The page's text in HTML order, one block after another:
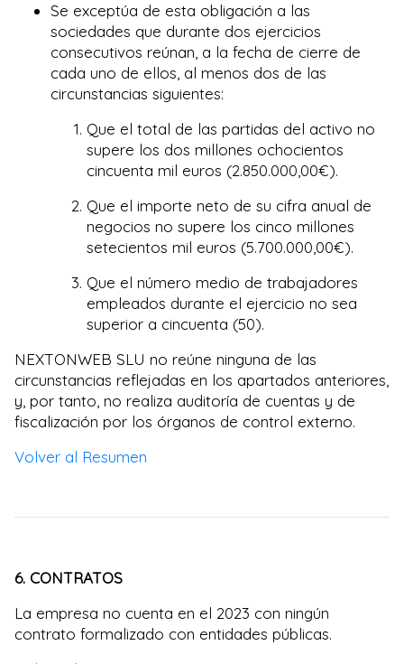
Se exceptúa de esta obligación a las
sociedades que durante dos ejercicios
consecutivos reúnan, a la fecha de cierre de
cada uno de ellos, al menos dos de las
circunstancias siguientes:
Que el total de las partidas del activo no
supere los dos millones ochocientos
cincuenta mil euros (2.850.000,00€).
Que el importe neto de su cifra anual de
negocios no supere los cinco millones
setecientos mil euros (5.700.000,00€).
Que el número medio de trabajadores
empleados durante el ejercicio no sea
superior a cincuenta (50).
NEXTONWEB SLU no reúne ninguna de las
circunstancias reflejadas en los apartados anteriores,
y, por tanto, no realiza auditoría de cuentas y de
fiscalización por los órganos de control externo.
Volver al Resumen
6. CONTRATOS
La empresa no cuenta en el 2023 con ningún
contrato formalizado con entidades públicas.